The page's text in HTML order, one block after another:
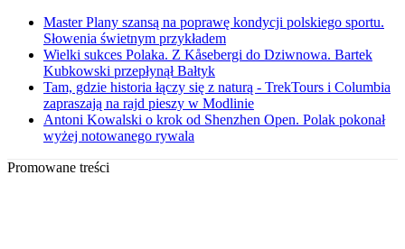
Master Plany szansą na poprawę kondycji polskiego sportu.
Słowenia świetnym przykładem
Wielki sukces Polaka. Z Kåsebergi do Dziwnowa. Bartek
Kubkowski przepłynął Bałtyk
Tam, gdzie historia łączy się z naturą - TrekTours i Columbia
zapraszają na rajd pieszy w Modlinie
Antoni Kowalski o krok od Shenzhen Open. Polak pokonał
wyżej notowanego rywala
Promowane treści